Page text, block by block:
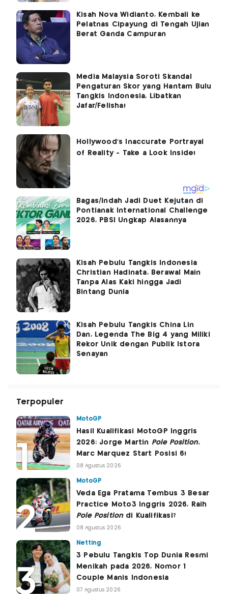
Kisah Nova Widianto, Kembali ke
Pelatnas Cipayung di Tengah Ujian
Berat Ganda Campuran
Media Malaysia Soroti Skandal
Pengaturan Skor yang Hantam Bulu
Tangkis Indonesia, Libatkan
Jafar/Felisha!
Bagas/Indah Jadi Duet Kejutan di
Pontianak International Challenge
2026, PBSI Ungkap Alasannya
Kisah Pebulu Tangkis Indonesia
Christian Hadinata, Berawal Main
Tanpa Alas Kaki hingga Jadi
Bintang Dunia
Kisah Pebulu Tangkis China Lin
Dan, Legenda The Big 4 yang Miliki
Rekor Unik dengan Publik Istora
Senayan
Terpopuler
MotoGP
Hasil Kualifikasi MotoGP Inggris
2026: Jorge Martin Pole Position,
Marc Marquez Start Posisi 6!
08 Agustus 2026
MotoGP
Veda Ega Pratama Tembus 3 Besar
Practice Moto3 Inggris 2026, Raih
Pole Positiondi Kualifikasi?
08 Agustus 2026
Netting
3 Pebulu Tangkis Top Dunia Resmi
Menikah pada 2026, Nomor 1
Couple Manis Indonesia
07 Agustus 2026